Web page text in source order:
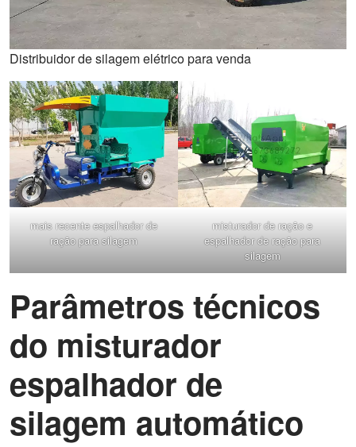
Distribuidor de silagem elétrico para venda
mais recente espalhador de
ração para silagem
misturador de ração e
espalhador de ração para
silagem
Parâmetros técnicos
do misturador
espalhador de
silagem automático